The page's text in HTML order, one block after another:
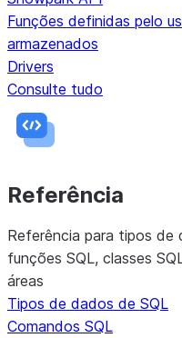
Funções definidas pelo
armazenados
Drivers
Consulte tudo
Referência
Referência para tipos de
funções SQL, classes
áreas
Tipos de dados de SQL
Comandos SQL